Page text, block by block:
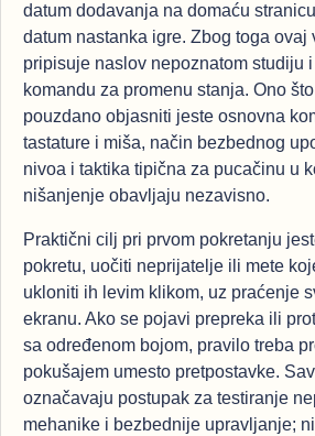
datum dodavanja na domaću
datum nastanka igre. Zbog toga ovaj
pripisuje naslov nepoznatom studiju
komandu za promenu stanja. Ono
pouzdano objasniti jeste osnovna
tastature i miša, način bezbednog
nivoa i taktika tipična za pucačinu u
nišanjenje obavljaju nezavisno.
Praktični cilj pri prvom pokretanju
pokretu, uočiti neprijatelje ili mete
ukloniti ih levim klikom, uz praćenje
ekranu. Ako se pojavi prepreka ili
sa određenom bojom, pravilo treba
pokušajem umesto pretpostavke.
označavaju postupak za testiranje
mehanike i bezbednije upravljanje;